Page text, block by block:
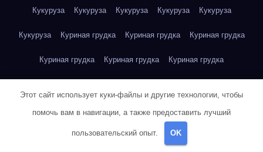
Кукуруза Кукуруза Кукуруза Кукуруза Кукуруза
Кукуруза Куриная грудка Куриная грудка Куриная грудка
Куриная грудка Куриная грудка Куриная грудка
Куриная грудка Куриная грудка Куриная грудка
Куриная грудка Куриная грудка Куриная грудка
Этот сайт использует куки-файлы и другие технологии, чтобы
помочь вам в навигации, а также предоставить лучший
пользовательский опыт. OK